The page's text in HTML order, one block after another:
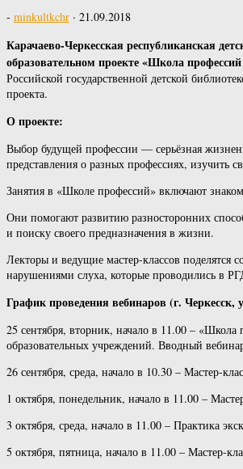
- minkultkchr · 21.09.2018
Карачаево-Черкесская республиканская
образовательном проекте «Школа
Российской государственной детской
проекта.
О проекте:
Выбор будущей профессии — серьёзная
представления о разных профессиях, изучить
Занятия в «Школе профессий» включают
Они помогают развитию разносторонних
и поиску своего предназначения в жизни.
Лекторы и ведущие мастер-классов поделятся
нарушениями слуха, которые проводились в
График проведения вебинаров (г.
25 сентября, вторник, начало в 11.00 –
образовательных учреждений. Вводный
26 сентября, среда, начало в 10.30 – Мастер-
1 октября, понедельник, начало в 11.00 –
3 октября, среда, начало в 11.00 – Практика
5 октября, пятница, начало в 11.00 – Мастер-